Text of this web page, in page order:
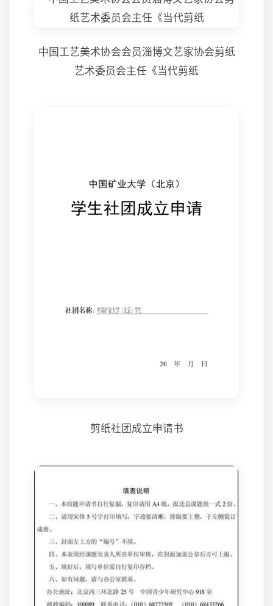
中国工艺美术协会会员淄博文艺家协会剪纸
艺术委员会主任《当代剪纸
剪纸社团成立申请书